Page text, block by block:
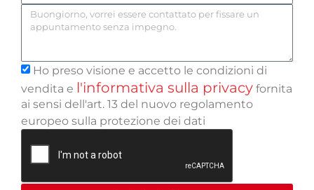
Ho preso visione e accetto le condizioni di
vendita e l'informativa sulla privacy fornita
ai sensi dell'art. 13 del nuovo regolamento
europeo sulla protezione dei dati